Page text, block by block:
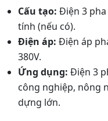
Cấu tạo: Điện 3
tính (nếu có).
Điện áp: Điện áp
380V.
Ứng dụng: Điện 3
công nghiệp, nông
dựng lớn.